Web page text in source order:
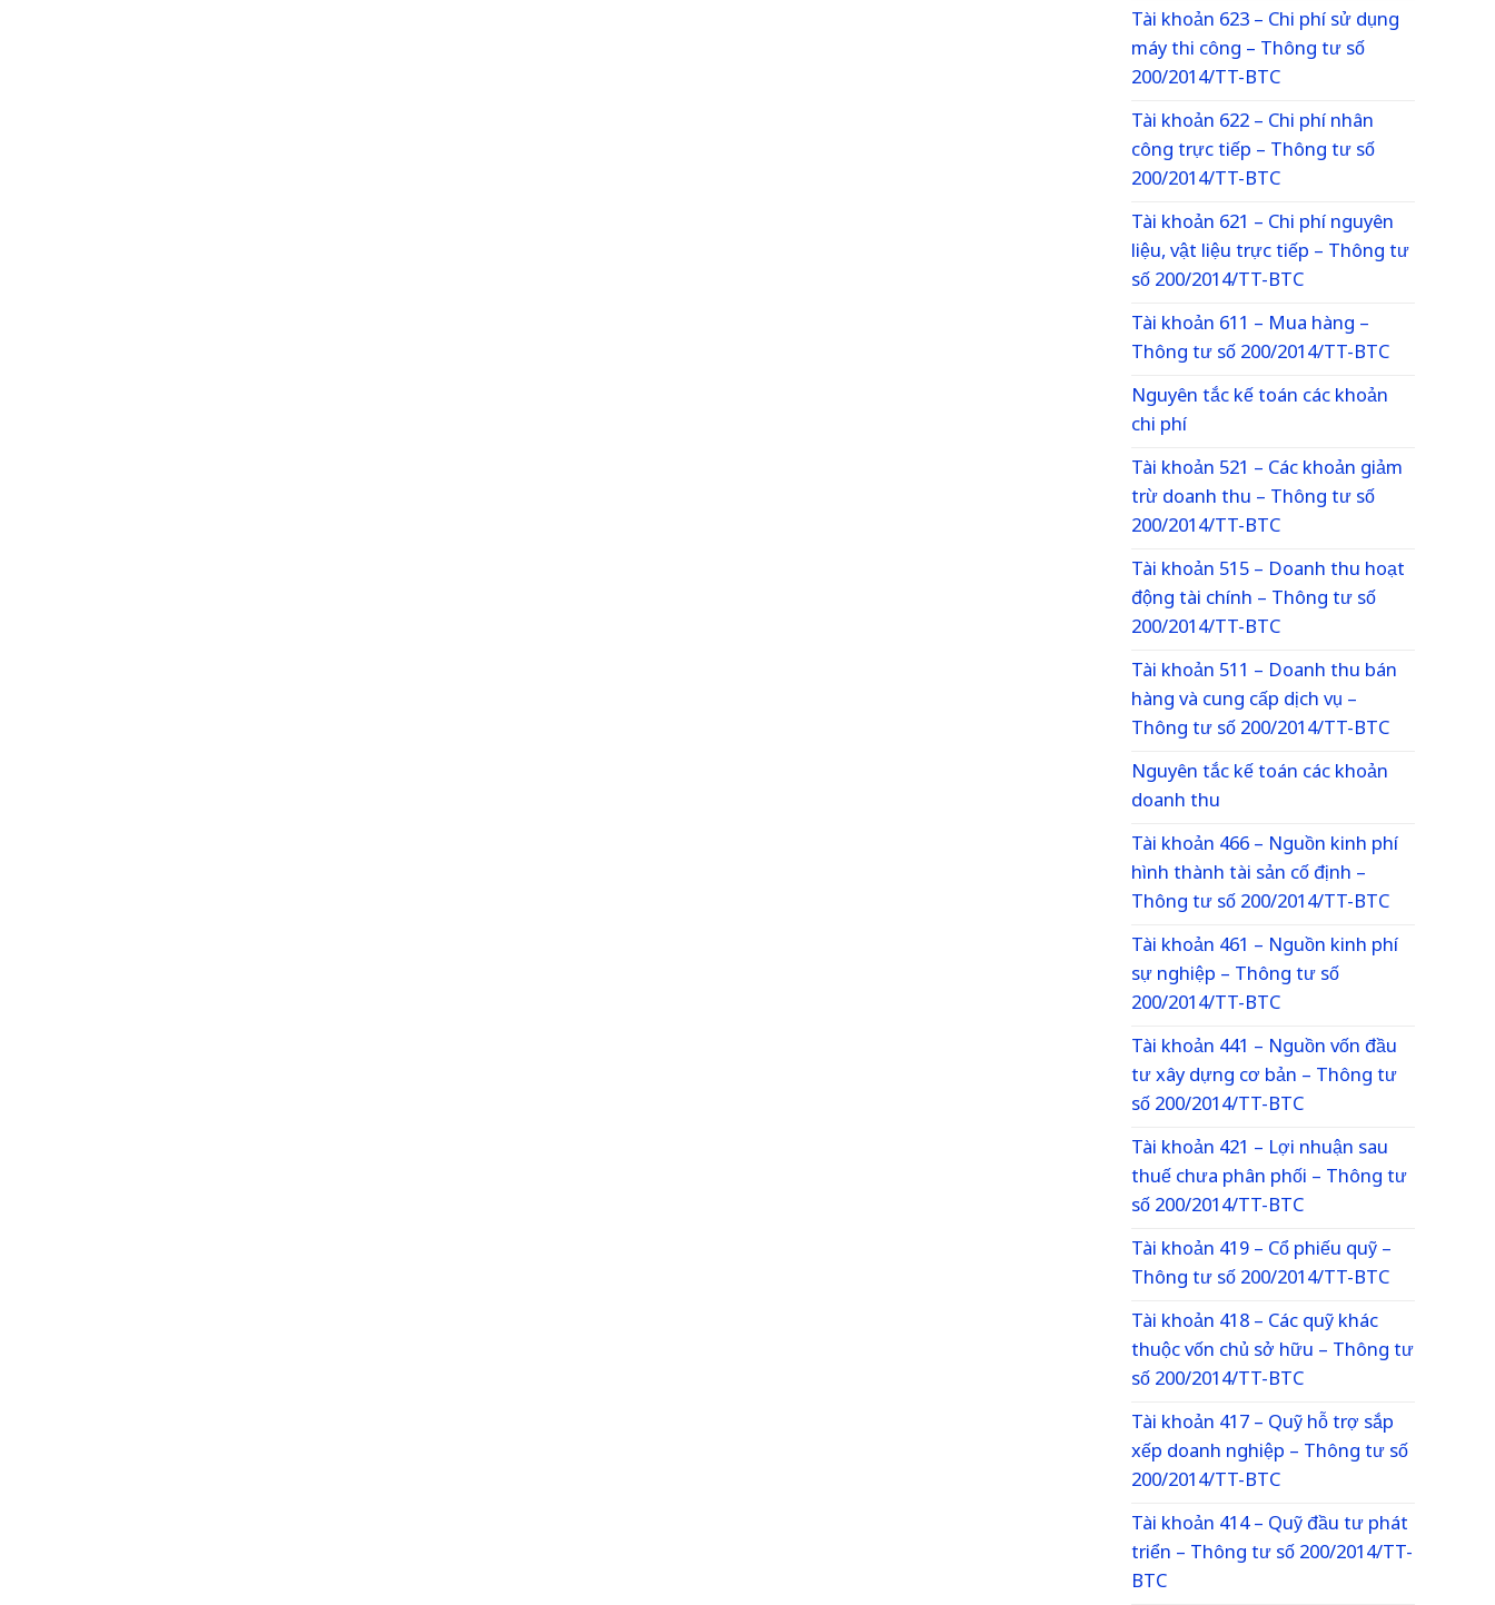
Tài khoản 623 – Chi phí sử dụng
máy thi công – Thông tư số
200/2014/TT-BTC
Tài khoản 622 – Chi phí nhân
công trực tiếp – Thông tư số
200/2014/TT-BTC
Tài khoản 621 – Chi phí nguyên
liệu, vật liệu trực tiếp – Thông tư
số 200/2014/TT-BTC
Tài khoản 611 – Mua hàng –
Thông tư số 200/2014/TT-BTC
Nguyên tắc kế toán các khoản
chi phí
Tài khoản 521 – Các khoản giảm
trừ doanh thu – Thông tư số
200/2014/TT-BTC
Tài khoản 515 – Doanh thu hoạt
động tài chính – Thông tư số
200/2014/TT-BTC
Tài khoản 511 – Doanh thu bán
hàng và cung cấp dịch vụ –
Thông tư số 200/2014/TT-BTC
Nguyên tắc kế toán các khoản
doanh thu
Tài khoản 466 – Nguồn kinh phí
hình thành tài sản cố định –
Thông tư số 200/2014/TT-BTC
Tài khoản 461 – Nguồn kinh phí
sự nghiệp – Thông tư số
200/2014/TT-BTC
Tài khoản 441 – Nguồn vốn đầu
tư xây dựng cơ bản – Thông tư
số 200/2014/TT-BTC
Tài khoản 421 – Lợi nhuận sau
thuế chưa phân phối – Thông tư
số 200/2014/TT-BTC
Tài khoản 419 – Cổ phiếu quỹ –
Thông tư số 200/2014/TT-BTC
Tài khoản 418 – Các quỹ khác
thuộc vốn chủ sở hữu – Thông tư
số 200/2014/TT-BTC
Tài khoản 417 – Quỹ hỗ trợ sắp
xếp doanh nghiệp – Thông tư số
200/2014/TT-BTC
Tài khoản 414 – Quỹ đầu tư phát
triển – Thông tư số 200/2014/TT-
BTC